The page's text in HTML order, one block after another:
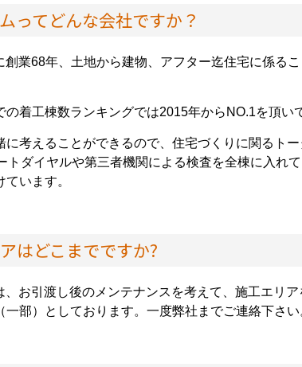
ってどんな会社ですか？
創業68年、土地から建物、アフター迄住宅に係る
の着工棟数ランキングでは2015年からNO.1を頂い
に考えることができるので、住宅づくりに関るト
トダイヤルや第三者機関による検査を全棟に入れ
います。
はどこまでですか?
、お引渡し後のメンテナンスを考えて、施工エリア
一部）としております。一度弊社までご連絡下さい